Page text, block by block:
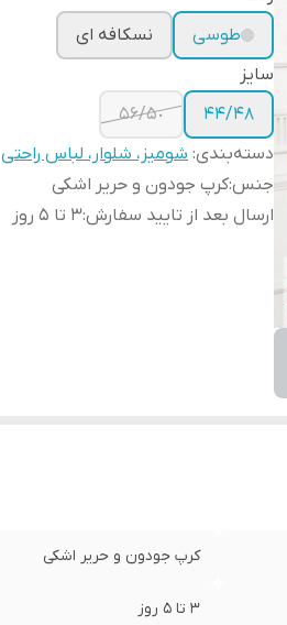
طوسی
نسکافه ای
سایز
۴۴/۴٨
۵٠/۵۶
دسته‌بندی: شومیز، شلوار، لباس راحتی
جنس:کرپ جودون و حریر اشکی
ارسال بعد از تایید سفارش:٣ تا ۵ روز
کرپ جودون و حریر اشکی
٣ تا ۵ روز